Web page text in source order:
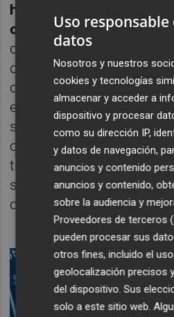
ha motivado todo tipo de
ciberataques
que siguieron la misma
que su propagación, pero
desembocado en un
exponencial día a día y
sino también de estafas,
o con malware (software
troyanos o ransomware
secuestro de sistemas y
de un rescate).
Uso responsable
datos
Nosotros y nuestros
cookies y tecnologías
almacenar y acceder a
dispositivo y procesar
como su dirección IP,
y datos de navegación,
anuncios y contenido
anuncios y contenido,
sobre la audiencia y
Proveedores de terceros
pueden procesar sus
otros fines, incluido el
geolocalización precisos
del dispositivo. Sus
solo a este sitio web.